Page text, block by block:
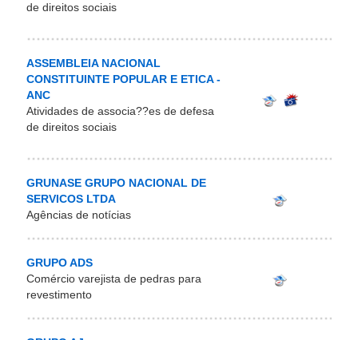
de direitos sociais
ASSEMBLEIA NACIONAL
CONSTITUINTE POPULAR E ETICA -
ANC
Atividades de associa??es de defesa
de direitos sociais
GRUNASE GRUPO NACIONAL DE
SERVICOS LTDA
Agências de notícias
GRUPO ADS
Comércio varejista de pedras para
revestimento